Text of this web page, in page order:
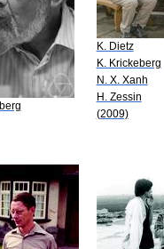
K. Dietz
K. Krickeberg
N. X. Xanh
H. Zessin
(2009)